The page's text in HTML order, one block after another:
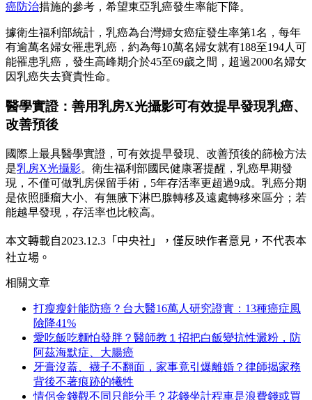
癌防治措施的參考，希望東亞乳癌發生率能下降。
據衛生福利部統計，乳癌為台灣婦女癌症發生率第1名，每年
有逾萬名婦女罹患乳癌，約為每10萬名婦女就有188至194人可
能罹患乳癌，發生高峰期介於45至69歲之間，超過2000名婦女
因乳癌失去寶貴性命。
醫學實證：善用乳房X光攝影可有效提早發現乳癌、
改善預後
國際上最具醫學實證，可有效提早發現、改善預後的篩檢方法
是乳房X光攝影。衛生福利部國民健康署提醒，乳癌早期發
現，不僅可做乳房保留手術，5年存活率更超過9成。乳癌分期
是依照腫瘤大小、有無腋下淋巴腺轉移及遠處轉移來區分；若
能越早發現，存活率也比較高。
本文轉載自2023.12.3 「中央社」
，僅反映作者意見，不代表本
社立場。
相關文章
打瘦瘦針能防癌？台大醫16萬人研究證實：13種癌症風
險降41%
愛吃飯吃麵怕發胖？醫師教１招把白飯變抗性澱粉，防
阿茲海默症、大腸癌
牙膏沒蓋、襪子不翻面，家事竟引爆離婚？律師揭家務
背後不著痕跡的犧牲
情侶金錢觀不同只能分手？花錢坐計程車是浪費錢或買